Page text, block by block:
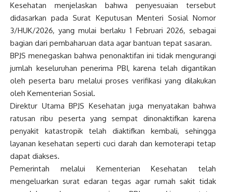
Kesehatan menjelaskan bahwa penyesuaian tersebut
didasarkan pada Surat Keputusan Menteri Sosial Nomor
3/HUK/2026, yang mulai berlaku 1 Februari 2026, sebagai
bagian dari pembaharuan data agar bantuan tepat sasaran.
BPJS menegaskan bahwa penonaktifan ini tidak mengurangi
jumlah keseluruhan penerima PBI, karena telah digantikan
oleh peserta baru melalui proses verifikasi yang dilakukan
oleh Kementerian Sosial.
Direktur Utama BPJS Kesehatan juga menyatakan bahwa
ratusan ribu peserta yang sempat dinonaktifkan karena
penyakit katastropik telah diaktifkan kembali, sehingga
layanan kesehatan seperti cuci darah dan kemoterapi tetap
dapat diakses.
Pemerintah melalui Kementerian Kesehatan telah
mengeluarkan surat edaran tegas agar rumah sakit tidak